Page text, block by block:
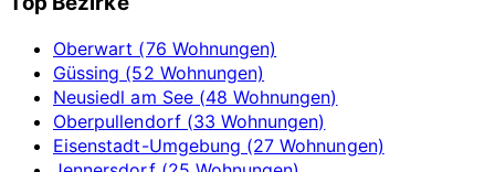
Oberwart (76 Wohnungen)
Güssing (52 Wohnungen)
Neusiedl am See (48 Wohnungen)
Oberpullendorf (33 Wohnungen)
Eisenstadt-Umgebung (27 Wohnungen)